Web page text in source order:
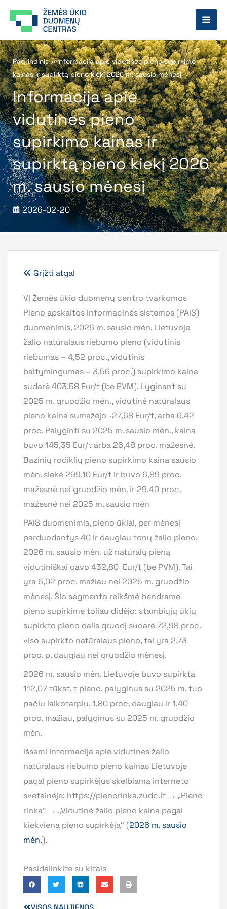
prie
Pagrindinis»Informacija apie vidutines pieno supirkimo
kainas ir supirktą pieno kiekį 2026 m. sausio mėnesį
Informacija apie
vidutines pieno
supirkimo kainas ir
supirktą pieno kiekį 2026
m. sausio mėnesį
2026-02-20
Grįžti atgal
VĮ Žemės ūkio duomenų centro tvarkomos
Pieno apskaitos informacinės sistemos (PAIS)
duomenimis, 2026 m. sausio mėn. Lietuvoje
žalio natūralaus riebumo pieno (vidutinis
riebumas – 4,52 proc., vidutinis
baltymingumas – 3,56 proc.) supirkimo kaina
sudarė 403,58 Eur/t (be PVM). Lyginant su
2025 m. gruodžio mėn., vidutinė natūralaus
pieno kaina sumažėjo -27,68 Eur/t, arba 6,42
proc. Palyginti su 2025 m. sausio mėn., kaina
buvo 145,35 Eur/t arba 26,48 proc. mažesnė.
Bazinių rodiklių pieno supirkimo kaina sausio
mėn. siekė 299,10 Eur/t ir buvo 6,89 proc.
mažesnė nei gruodžio mėn. ir 29,40 proc.
mažesnė nei 2025 m. sausio mėn
PAIS duomenimis, pieno ūkiai, per mėnesį
parduodantys 40 ir daugiau tonų žalio pieno,
2026 m. sausio mėn. už natūralų pieną
vidutiniškai gavo 432,80 Eur/t (be PVM). Tai
yra 6,02 proc. mažiau nei 2025 m. gruodžio
mėnesį. Šio segmento reikšmė bendrame
pieno supirkime toliau didėjo: stambiųjų ūkių
supirkto pieno dalis gruodį sudarė 72,98 proc.
viso supirkto natūralaus pieno, tai yra 2,73
proc. p. daugiau nei gruodžio mėnesį.
2026 m. sausio mėn. Lietuvoje buvo supirkta
112,07 tūkst. t pieno, palyginus su 2025 m. tuo
pačiu laikotarpiu, 1,80 proc. daugiau ir 1,40
proc. mažiau, palyginus su 2025 m. gruodžio
mėn.
Išsami informacija apie vidutines žalio
natūralaus riebumo pieno kainas Lietuvoje
pagal pieno supirkėjus skelbiama interneto
svetainėje: https://pienorinka.zudc.lt → „Pieno
rinka“ → „Vidutinė žalio pieno kaina pagal
kiekvieną pieno supirkėją“ (2026 m. sausio
mėn.).
Pasidalinkite su kitais
VISOS NAUJIENOS